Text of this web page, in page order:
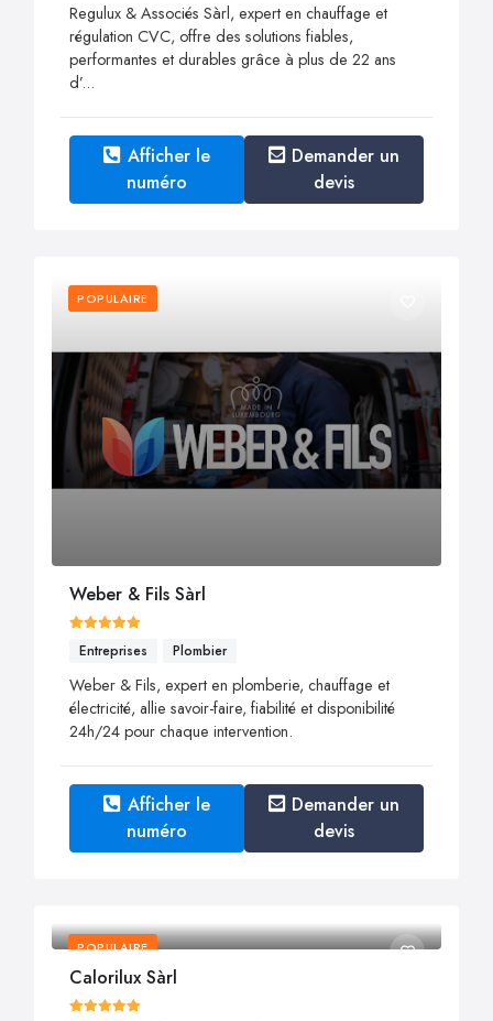
Regulux & Associés Sàrl, expert en chauffage et
régulation CVC, offre des solutions fiables,
performantes et durables grâce à plus de 22 ans
d’...
Afficher le
numéro
Demander un
devis
POPULAIRE
Weber & Fils Sàrl
Entreprises Plombier
Weber & Fils, expert en plomberie, chauffage et
électricité, allie savoir-faire, fiabilité et disponibilité
24h/24 pour chaque intervention.
Afficher le
numéro
Demander un
devis
POPULAIRE
Calorilux Sàrl